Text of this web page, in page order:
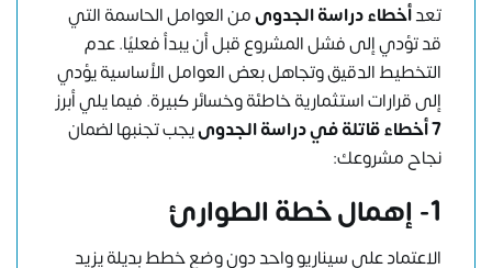
تعدأخطاء دراسة الجدوىمن العوامل الحاسمة التي
قد تؤدي إلى فشل المشروع قبل أن يبدأ فعليًا. عدم
التخطيط الدقيق وتجاهل بعض العوامل الأساسية يؤدي
إلى قرارات استثمارية خاطئة وخسائر كبيرة. فيما يلي أبرز
7 أخطاء قاتلة في دراسة الجدوى
يجب تجنبها لضمان
نجاح مشروعك:
1- إهمال خطة الطوارئ
الاعتماد على سيناريو واحد دون وضع خطط بديلة يزيد